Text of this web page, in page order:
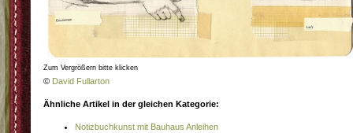
Zum Vergrößern bitte klicken
© David Fullarton
Ähnliche Artikel in der gleichen Kategorie:
Notizbuchkunst mit Bauhaus Anleihen